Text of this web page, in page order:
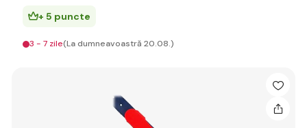
+ 5 puncte
3 - 7 zile(La dumneavoastră 20.08.)